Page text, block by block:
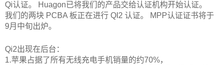
Qi认证。 Huagon已将我们的产品交给认证机构开始认证。
我们的两块 PCBA 板正在进行 QI2 认证。 MPP认证证书将于
9月中旬出炉。
Qi2出现在后台：
1.苹果占据了所有无线充电手机销量的约70%，